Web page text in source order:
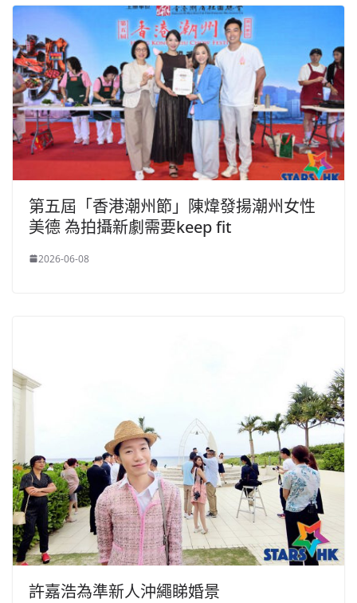
第五屆「香港潮州節」陳煒發揚潮州女性
美德 為拍攝新劇需要keep fit
2026-06-08
許嘉浩為準新人沖繩睇婚景